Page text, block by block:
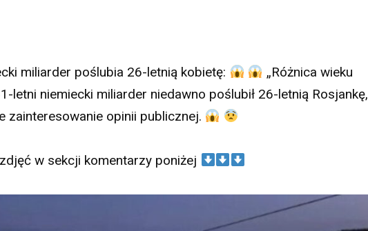
miliarder poślubia 26-letnią kobietę:
„Różnica wieku
letni niemiecki miliarder niedawno poślubił 26-letnią Rosjankę,
zainteresowanie opinii publicznej.
w sekcji komentarzy poniżej